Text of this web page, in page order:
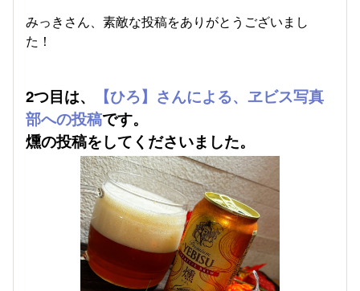
みっきさん、素敵な投稿をありがとうございまし
た！
2つ目は、
【ひろ】さんによる、ヱビス写真
部への投稿です。
燻の投稿をしてくださいました。